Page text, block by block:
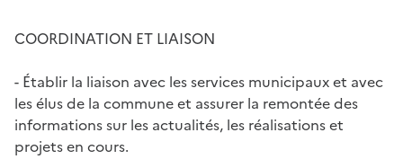
COORDINATION ET LIAISON
- Établir la liaison avec les services municipaux et avec
les élus de la commune et assurer la remontée des
informations sur les actualités, les réalisations et
projets en cours.